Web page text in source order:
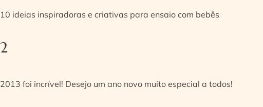
10 ideias inspiradoras e criativas para ensaio com bebês
2
2013 foi incrível! Desejo um ano novo muito especial a todos!